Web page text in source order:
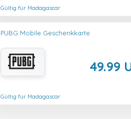
Gültig für Madagascar
PUBG Mobile Geschenkkarte
49.99
Gültig für Madagascar